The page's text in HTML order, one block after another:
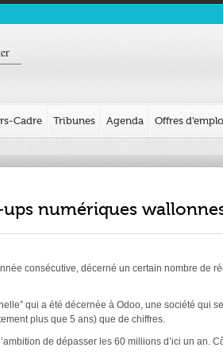
Cadre Tribunes Agenda Offres
numériques
consécutive, décerné un certain nombre de
qui a été décernée à Odoo, une société qui
plus que 5 ans) que de chiffres.
de dépasser les 60 millions d’ici un an.